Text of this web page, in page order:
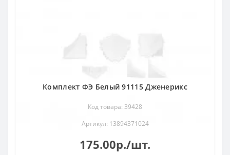
Комплект ФЭ Белый 91115 Дженерикс
Код товара: 39428
Артикул: 13894371024
175.00р./шт.